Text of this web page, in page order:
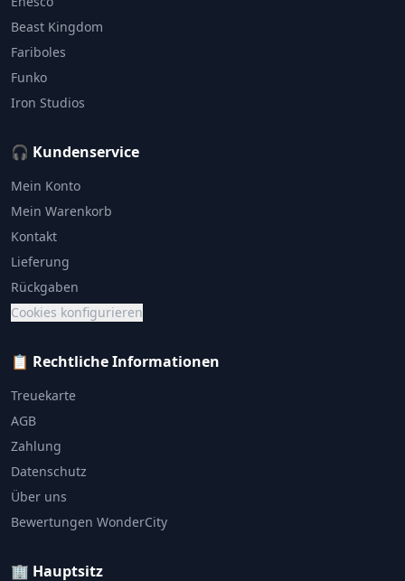
Beast Kingdom
Fariboles
Funko
Iron Studios
🎧 Kundenservice
Mein Konto
Mein Warenkorb
Kontakt
Lieferung
Rückgaben
Cookies konfigurieren
📋 Rechtliche Informationen
Treuekarte
AGB
Zahlung
Datenschutz
Über uns
Bewertungen WonderCity
🏢 Hauptsitz